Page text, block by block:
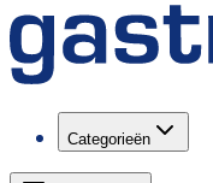
Categorieën